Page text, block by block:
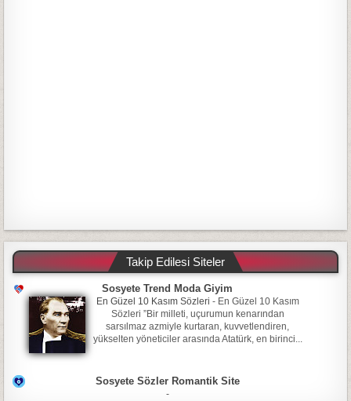
Takip Edilesi Siteler
Sosyete Trend Moda Giyim
En Güzel 10 Kasım Sözleri - En Güzel 10 Kasım
Sözleri ”Bir milleti, uçurumun kenarından
sarsılmaz azmiyle kurtaran, kuvvetlendiren,
yükselten yöneticiler arasında Atatürk, en birinci...
Sosyete Sözler Romantik Site
-